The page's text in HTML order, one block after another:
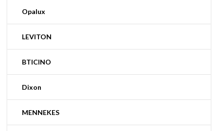
Opalux
LEVITON
BTICINO
Dixon
MENNEKES